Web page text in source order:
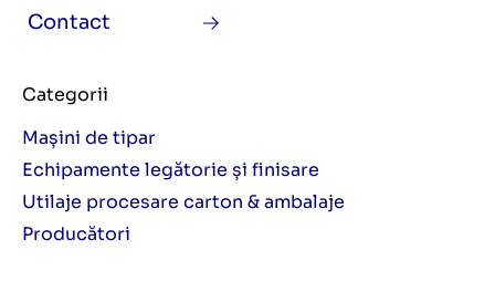
Contact
Categorii
Mașini de tipar
Echipamente legătorie și finisare
Utilaje procesare carton & ambalaje
Producători